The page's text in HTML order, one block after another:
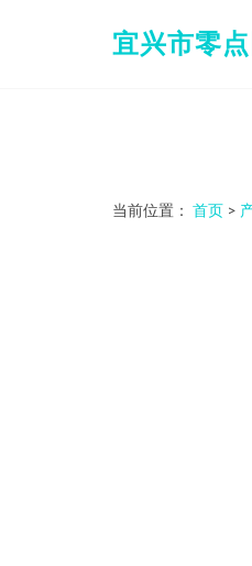
宜兴市零
当前位置： 首页 >